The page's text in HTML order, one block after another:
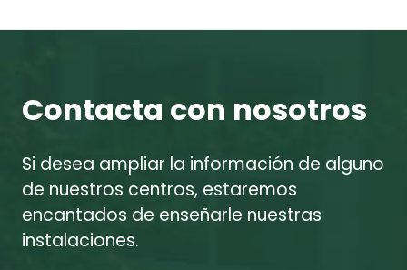
Contacta con nosotros
Si desea ampliar la información de alguno
de nuestros centros, estaremos
encantados de enseñarle nuestras
instalaciones.